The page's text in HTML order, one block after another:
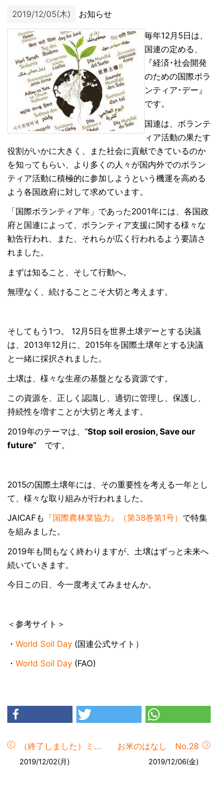
2019/12/05(木) お知らせ
毎年12月5日は、
国連の定める、
『経済･社会開発
のための国際ボラ
ンティア･デー』
です。
国連は、ボランテ
ィア活動の果たす
役割がいかに大きく、また社会に貢献できているのか
を知ってもらい、より多くの人々が国内外でのボラン
ティア活動に積極的に参加しようという機運を高める
よう各国政府に対して求めています。
「国際ボランティア年」であった2001年には、各国政
府と国連によって、ボランティア支援に関する様々な
勧告行われ、また、それらが広く行われるよう要請さ
れました。
まずは知ること、そして行動へ。
無理なく、続けることこそ大切と考えます。
そしてもう1つ。 12月5日を世界土壌デーとする決議
は、2013年12月に、2015年を国際土壌年とする決議
と一緒に採択されました。
土壌は、様々な生産の基盤となる資源です。
この資源を、正しく認識し、適切に管理し、保護し、
持続性を増すことが大切と考えます。
2019年のテーマは、”Stop soil erosion, Save our
future” です。
2015の国際土壌年には、その重要性を考える一年とし
て、様々な取り組みが行われました。
JAICAFも 『国際農林業協力』（第38巻第1号） で特集
を組みました。
2019年も間もなく終わりますが、土壌はずっと未来へ
続いていきます。
今日この日、今一度考えてみませんか。
＜参考サイト＞
・ World Soil Day (国連公式サイト）
・ World Soil Day (FAO)
（終了しました）ミ...
2019/12/02(月)
お米のはなし No.28
2019/12/06(金)